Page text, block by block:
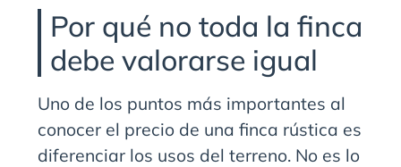
Por qué no toda la finca
debe valorarse igual
Uno de los puntos más importantes al
conocer el precio de una finca rústica es
diferenciar los usos del terreno. No es lo